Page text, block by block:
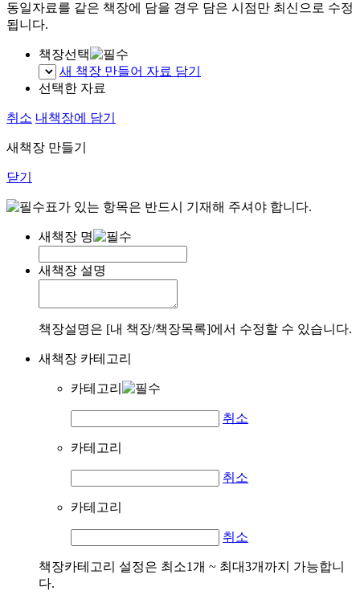
동일자료를 같은 책장에 담을 경우 담은 시점만 최신으로 수정
됩니다.
책장선택
새 책장 만들어 자료 담기
선택한 자료
취소 내책장에 담기
새책장 만들기
닫기
표가 있는 항목은 반드시 기재해 주셔야 합니다.
새책장 명
새책장 설명
책장설명은 [내 책장/책장목록]에서 수정할 수 있습니다.
새책장 카테고리
카테고리
취소
카테고리
취소
카테고리
취소
책장카테고리 설정은 최소1개 ~ 최대3개까지 가능합니
다.